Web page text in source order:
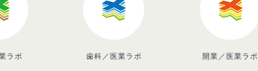
ラボ 歯科／医業ラボ 開業／医業ラボ